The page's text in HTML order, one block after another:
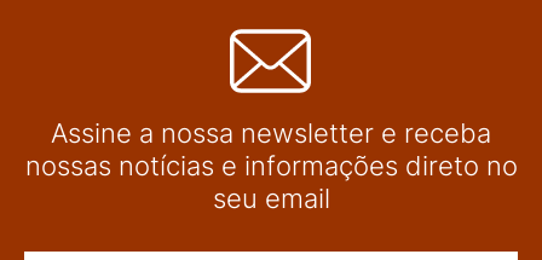
Assine a nossa newsletter e receba
nossas notícias e informações direto no
seu email